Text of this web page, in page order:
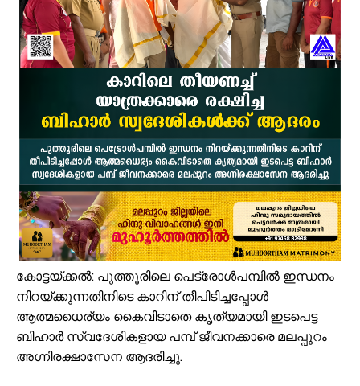
ഓണക്കാലത്തെ റേഷൻ വിതരണം തിങ്കളാഴ്ച മുതൽ;
സംവരണ നിയമനങ്ങളിൽ സ്പെഷ്യൽ റിക്രൂട്ട്മെന്റ് നടത്തണം:
ഇൻഫാന്റിനോക്കെതിരെ അവിശ്വാസ പ്രമേയ നീക്കവുമായി
എസ്.എം.സർവർ മെഗാ ഉറുദു ക്വിസ് മത്സരം സമാപിച്ചു
ഒതുക്കുങ്ങൽ ഗവൺമെന്റ് ഹയർ സെക്കന്ററി സ്കൂളിന് പ്രത്യേക
വേങ്ങര ടൗൺ പൗരസമിതി ഫുട്ബോൾ പ്രവചന മത്സരം: വിജയിക്ക്
ശിഹാബ് തങ്ങളെ അനുസ്മരിച്ച് പി.കെ. കുഞ്ഞാലിക്കുട്ടി
മലപ്പുറം ജില്ലയില്‍ ശക്തമായ മഴ; 4 ക്യാമ്പുകള്‍ തുറന്നു
വേങ്ങര ബോയ്സ് സ്കൂൾ മുൻ പ്യൂൺ തങ്കപ്പൻ ടി.വി നിര്യാതനായി
അതിശക്തമായ മഴ തുടരും; എട്ട് ജില്ലകളിൽ റെഡ് അലർട്ട്
കോട്ടയ്ക്കൽ: പുത്തൂരിലെ പെട്രോൾപമ്പിൽ ഇന്ധനം
നിറയ്ക്കുന്നതിനിടെ കാറിന് തീപിടിച്ചപ്പോൾ
ആത്മധൈര്യം കൈവിടാതെ കൃത്യമായി ഇടപെട്ട
ബിഹാർ സ്വദേശികളായ പമ്പ് ജീവനക്കാരെ മലപ്പുറം
അഗ്നിരക്ഷാസേന ആദരിച്ചു.